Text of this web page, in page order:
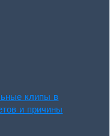
клипы в
и причины